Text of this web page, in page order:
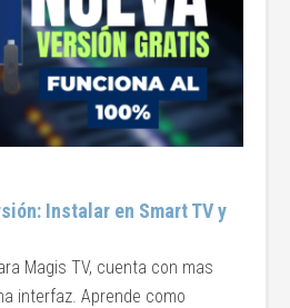
Instalar en Smart TV y
Magis TV, cuenta con mas
interfaz. Aprende como